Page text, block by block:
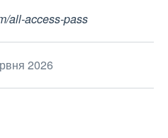
all-access-pass
2026